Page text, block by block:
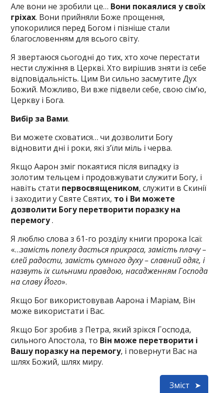
Але вони не зробили це… Вони покаялися у своїх
гріхах. Вони прийняли Боже прощення,
упокорилися перед Богом і пізніше стали
благословенням для всього світу.
Я звертаюся сьогодні до тих, хто хоче перестати
нести служіння в Церкві. Хто вирішив зняти із себе
відповідальність. Цим Ви сильно засмутите Дух
Божий. Можливо, Ви вже підвели себе, свою сім’ю,
Церкву і Бога.
Вибір за Вами.
Ви можете сховатися… чи дозволити Богу
відновити дні і роки, які з’їли міль і черва.
Якщо Аарон зміг покаятися після випадку із
золотим тельцем і продовжувати служити Богу, і
навіть стати первосвящеником, служити в Скинії
і заходити у Святе Святих, то і Ви можете
дозволити Богу перетворити поразку на
перемогу.
Я люблю слова з 61-го розділу книги пророка Ісаї:
«…замість попелу дасться прикраса, замість плачу –
єлей радости, замість сумного духу – славний одяг, і
назвуть їх сильними правдою, насадженням Господа
на славу Його».
Якщо Бог використовував Аарона і Маріам, Він
може використати і Вас.
Якщо Бог зробив з Петра, який зрікся Господа,
сильного Апостола, то Він може перетворити і
Вашу поразку на перемогу, і повернути Вас на
шлях Божий, шлях миру.
Зміст